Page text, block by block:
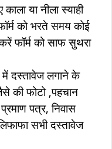
या नीला स्याही
को भरते समय कोई
फॉर्म को साफ सुथरा
में दस्तावेज लगाने के
की फोटो ,पहचान
पत्र, निवास
सभी दस्तावेज